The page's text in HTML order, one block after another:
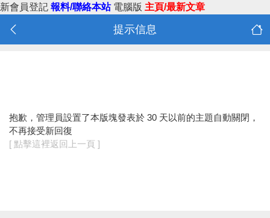
新會員登記 報料/聯絡本站 電腦版 主頁/最新文章
提示信息
抱歉，管理員設置了本版塊發表於 30 天以前的主題自動關閉，
不再接受新回復
[ 點擊這裡返回上一頁 ]